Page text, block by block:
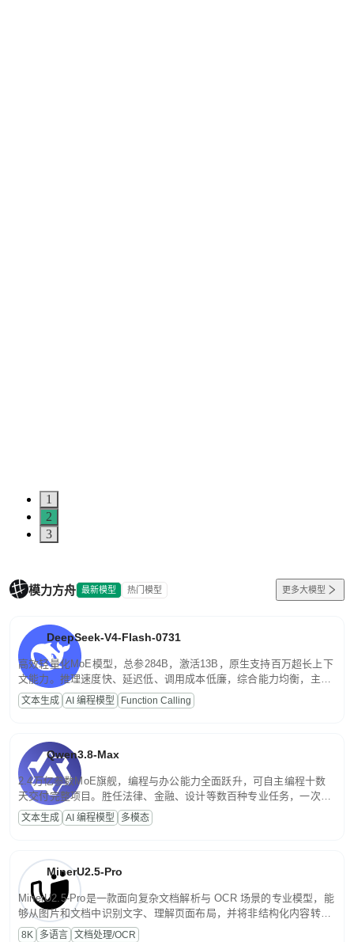
1
2
3
模力方舟 最新模型 热门模型 更多大模型
DeepSeek-V4-Flash-0731
高效轻量化MoE模型，总参284B，激活13B，原生支持百万超长上下
文能力。推理速度快、延迟低、调用成本低廉，综合能力均衡，主打
高并发、轻量化任务，适合日常对话、内容创作、基础 RAG、批量
文案处理等普惠刚需场景。
文本生成 AI 编程模型 Function Calling
Qwen3.8-Max
2.4万亿参数MoE旗舰，编程与办公能力全面跃升，可自主编程十数
天交付完整项目。胜任法律、金融、设计等数百种专业任务，一次对
话端到端交付生产级成果。原生视觉理解贯穿规划、执行与验证全流
程，支持超长文档与长视频的深度语义解析。长程任务中自主规划与
文本生成 AI 编程模型 多模态
MinerU2.5-Pro
MinerU2.5-Pro是一款面向复杂文档解析与 OCR 场景的专业模型，能
够从图片和文档中识别文字、理解页面布局，并将非结构化内容转换
为便于存储、检索和二次处理的结构化结果。
8K 多语言 文档处理/OCR